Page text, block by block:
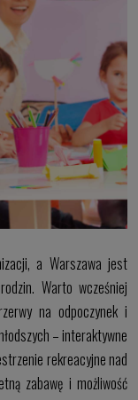
a Warszawa jest
Warto wcześniej
na odpoczynek i
– interaktywne
rekreacyjne nad
zabawę i możliwość